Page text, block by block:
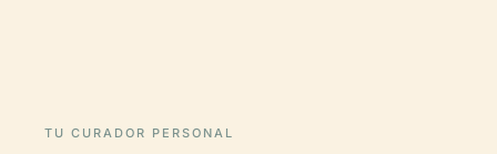
TU CURADOR PERSONAL